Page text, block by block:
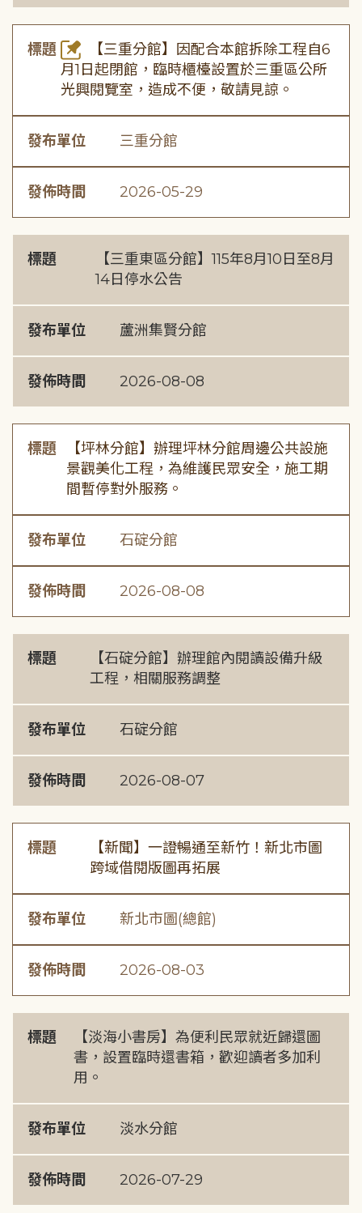
標題
【三重分館】因配合本館拆除工程自6
月1日起閉館，臨時櫃檯設置於三重區公所
光興閱覽室，造成不便，敬請見諒。
發布單位 三重分館
發佈時間 2026-05-29
標題
【三重東區分館】115年8月10日至8月
14日停水公告
發布單位 蘆洲集賢分館
發佈時間 2026-08-08
標題
【坪林分館】辦理坪林分館周邊公共設施
景觀美化工程，為維護民眾安全，施工期
間暫停對外服務。
發布單位 石碇分館
發佈時間 2026-08-08
標題
【石碇分館】辦理館內閱讀設備升級
工程，相關服務調整
發布單位 石碇分館
發佈時間 2026-08-07
標題
【新聞】一證暢通至新竹！新北市圖
跨域借閱版圖再拓展
發布單位 新北市圖(總館)
發佈時間 2026-08-03
標題
【淡海小書房】為便利民眾就近歸還圖
書，設置臨時還書箱，歡迎讀者多加利
用。
發布單位 淡水分館
發佈時間 2026-07-29